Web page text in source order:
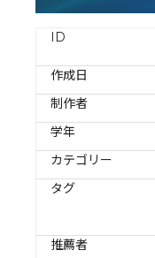
ID
作成日
制作者
学年
カテゴリー
タグ
推薦者